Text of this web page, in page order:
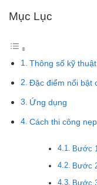
Mục Lục
Thông số kỹ
Đặc điểm nổi bật
Ứng dụng
Cách thi công
Bước
Bước
Bước